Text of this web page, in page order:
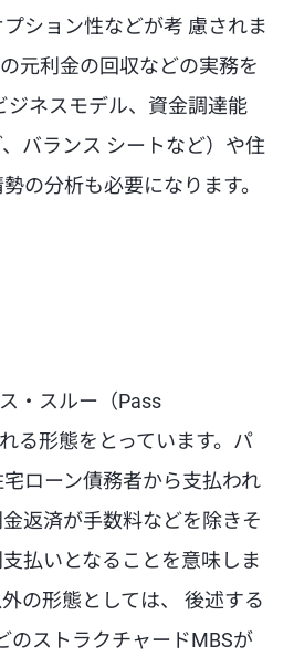
ション性などが考 慮されま
元利金の回収などの実務を
ジネスモデル、資金調達能
バランス シートなど）や住
の分析も必要になります。
・スルー（Pass
る形態をとっています。パ
ローン債務者から支払われ
返済が手数料などを除きそ
払いとなることを意味しま
の形態としては、 後述する
のストラクチャードMBSが